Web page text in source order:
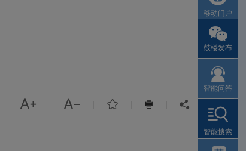
    
移动门户
鼓楼发布
智能问答
智能搜索